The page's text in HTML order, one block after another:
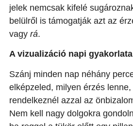
jelek nemcsak kifelé
belülről is támogatják azt az
vagyrá.
A vizualizáció napi gyakorlata
Szánj minden nap néhány
elképzeled, milyen érzés
rendelkeznél azzal az
Nem kell nagy dolgokra